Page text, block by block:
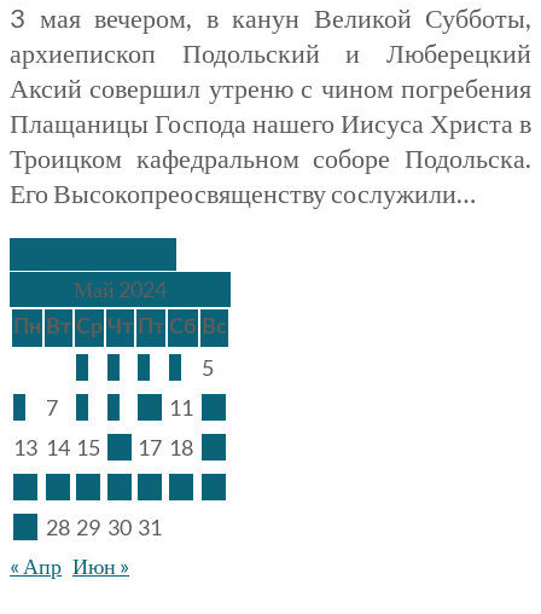
3 мая вечером, в канун Великой Субботы,
архиепископ Подольский и Люберецкий
Аксий совершил утреню с чином погребения
Плащаницы Господа нашего Иисуса Христа в
Троицком кафедральном соборе Подольска.
Его Высокопреосвященству сослужили…
Май 2024
Пн Вт Ср Чт Пт Сб Вс
5
7 11
13 14 15 17 18
28 29 30 31
« Апр Июн »